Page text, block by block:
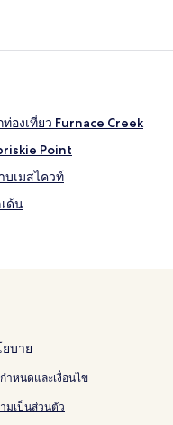
องเที่ยว Furnace Creek
Point
บเมสไควท์
ด้น
บาย
ำหนดและเงื่อนไข
มเป็นส่วนตัว